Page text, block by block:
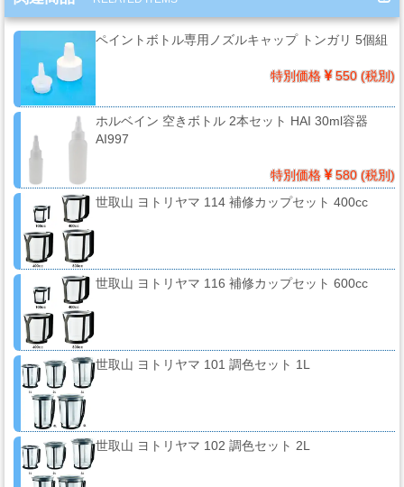
リ
フ・
ム
系
料
ッ
ク
ブ
ラ
Mack
Brush
ペイントボトル専用ノズルキャップ トンガリ 5個組
特別価格 550 (税別)
ホルベイン 空きボトル 2本セット HAI 30ml容器
AI997
特別価格
580 (税別)
世取山 ヨトリヤマ 114 補修カップセット 400cc
世取山 ヨトリヤマ 116 補修カップセット 600cc
世取山 ヨトリヤマ 101 調色セット 1L
世取山 ヨトリヤマ 102 調色セット 2L